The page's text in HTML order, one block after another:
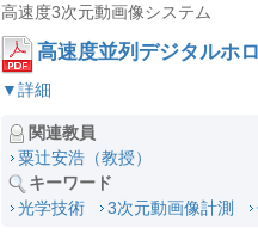
高速度3次元動画像システム
高速度並列デジタルホ
▼詳細
関連教員
粟辻安浩（教授）
キーワード
光学技術
3次元動画像計測